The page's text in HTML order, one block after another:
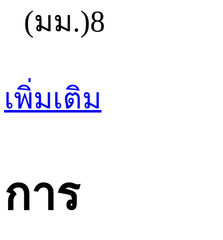
(มม.)8
เพิ่มเติม
การ